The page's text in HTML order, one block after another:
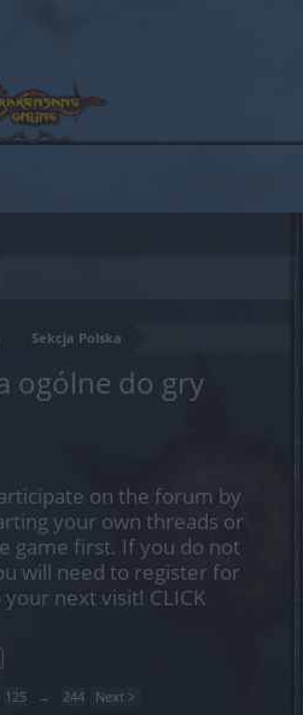
Sekcja Polska
ogólne do gry
on the forum by
your own threads or
game first. If you do not
will need to register for
next visit! CLICK
125 → 244 Next >